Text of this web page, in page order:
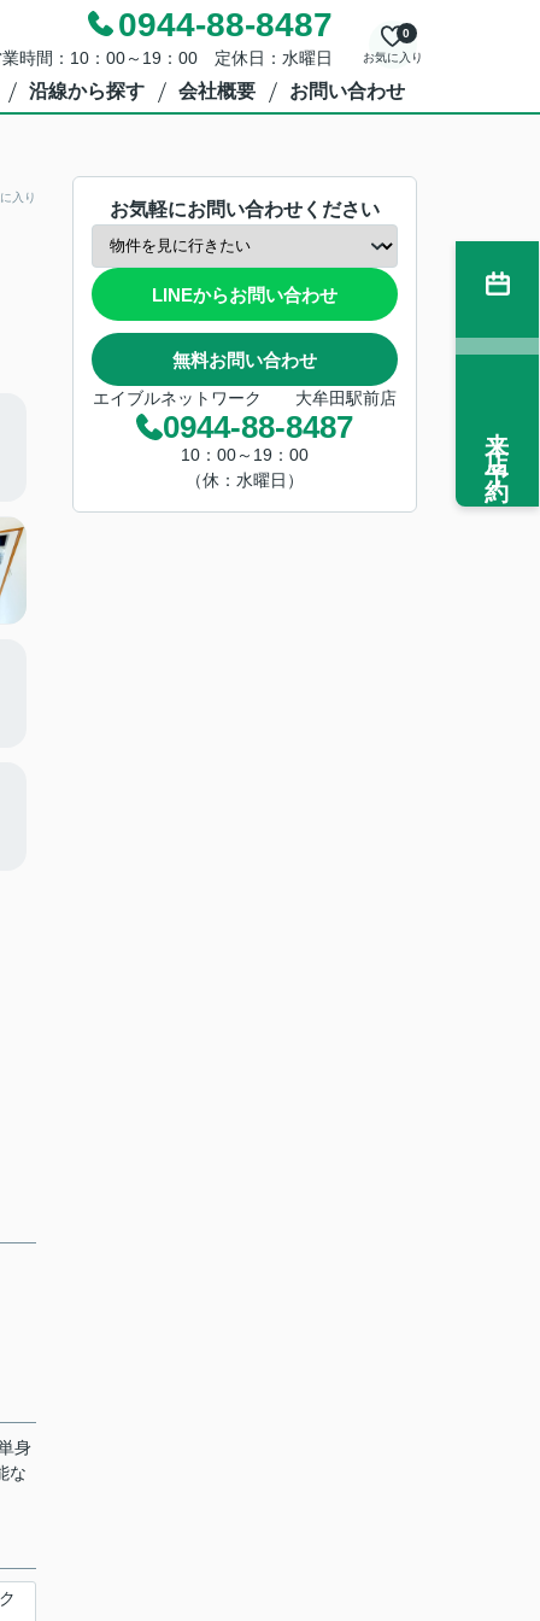
0944-88-8487
時間：10：00～19：00 定休日：水曜日 お気に入り
0
沿線から探す 会社概要 お問い合わせ
入り
身
な
お気軽にお問い合わせください
LINEからお問い合わせ
無料お問い合わせ
エイブルネットワーク 大牟田駅前店
0944-88-8487
10：00～19：00
（休：水曜日）
来店予約